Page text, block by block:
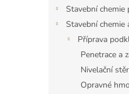
Stavební chemie
Stavební chemie
Příprava
Penetrace a
Nivelační
Opravné